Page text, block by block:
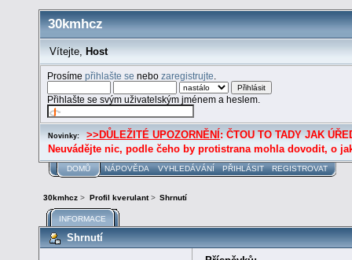
30kmhcz
Vítejte, Host
Prosímepřihlašte se nebozaregistrujte
Přihlašte se svým uživatelským jménem a heslem.
Novinky: >>DŮLEŽITÉ UPOZORNĚNÍ : ČTOU TO TADY JAK
Neuvádějte nic, podle čeho by protistrana mohla dovodit, o
DOMŮ NÁPOVĚDA VYHLEDÁVÁNÍ PŘIHLÁSIT REGISTROVAT
30kmhcz > Profil kverulant> Shrnutí
INFORMACE
Shrnutí